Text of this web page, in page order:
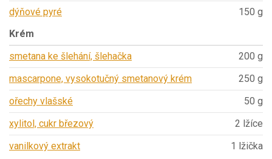
dýňové pyré
150 g
Krém
smetana ke šlehání, šlehačka
200 g
mascarpone, vysokotučný smetanový krém
250 g
ořechy vlašské
50 g
xylitol, cukr březový
2 lžíce
vanilkový extrakt
1 lžička